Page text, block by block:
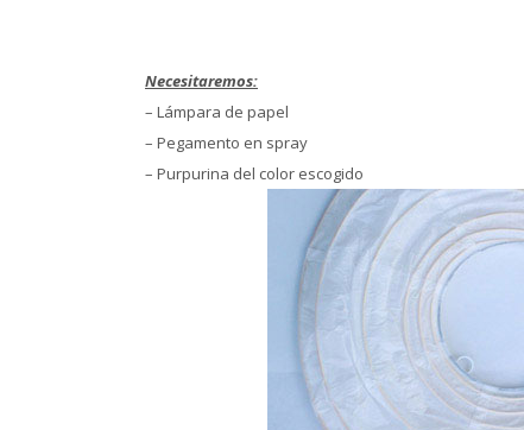
Necesitaremos:
– Lámpara de papel
– Pegamento en spray
– Purpurina del color escogido